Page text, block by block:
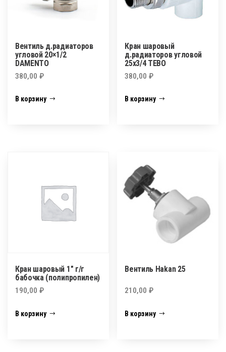
Вентиль д.радиаторов
угловой 20×1/2
DAMENTO
380,00 ₽
В корзину
Кран шаровый
д.радиаторов угловой
25х3/4 TEBO
380,00₽
В корзину
Кран шаровый 1″ г/г
бабочка (полипропилен)
190,00 ₽
В корзину
Вентиль Hakan 25
210,00₽
В корзину